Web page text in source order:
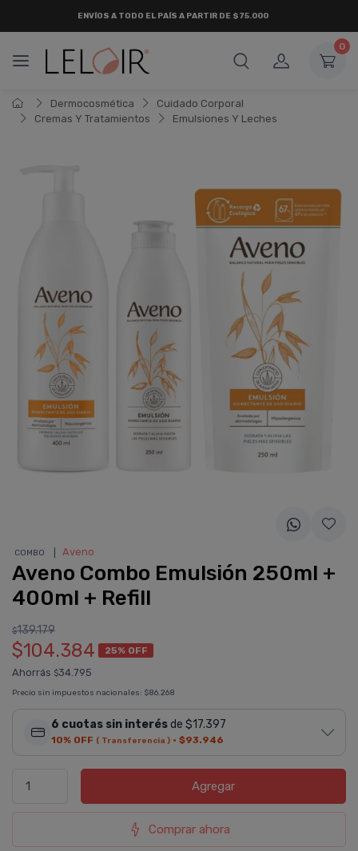
ENVÍOS A TODO EL PAÍS A PARTIR DE $75.000
0
Dermocosmética
Cuidado Corporal
Cremas Y Tratamientos
Emulsiones Y Leches
COMBO Aveno
Aveno Combo Emulsión 250ml +
400ml + Refill
$139.179
$104.384 25% OFF
Ahorrás $34.795
Precio sin impuestos nacionales: $86.268
6 cuotas sin interésde $17.397
10% OFF ( Transferencia ) · $93.946
Agregar
Comprar ahora